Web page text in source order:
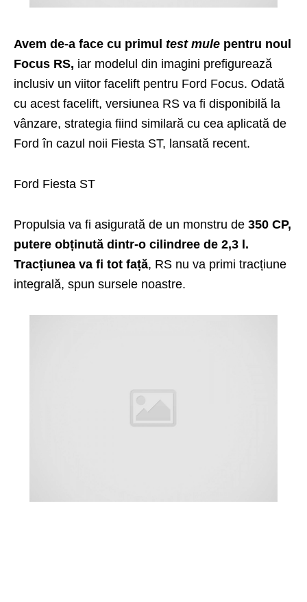
Avem de-a face cu primul test mule pentru noul
Focus RS, iar modelul din imagini prefigurează
inclusiv un viitor facelift pentru Ford Focus. Odată
cu acest facelift, versiunea RS va fi disponibilă la
vânzare, strategia fiind similară cu cea aplicată de
Ford în cazul noii Fiesta ST, lansată recent.
Ford Fiesta ST
Propulsia va fi asigurată de un monstru de 350 CP,
putere obținută dintr-o cilindree de 2,3 l.
Tracțiunea va fi tot față, RS nu va primi tracțiune
integrală, spun sursele noastre.